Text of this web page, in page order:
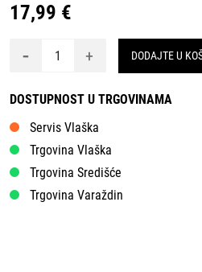
17,99 €
- + DODAJTE U
DOSTUPNOST U TRGOVINAMA
Servis Vlaška
Trgovina Vlaška
Trgovina Središće
Trgovina Varaždin